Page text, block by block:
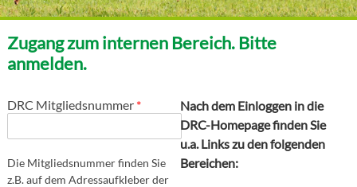
Zugang zum internen Bereich. Bitte
anmelden.
DRC Mitgliedsnummer *
Die Mitgliedsnummer finden Sie
z.B. auf dem Adressaufkleber der
Nach dem Einloggen in die
DRC-Homepage finden Sie
u.a. Links zu den folgenden
Bereichen: